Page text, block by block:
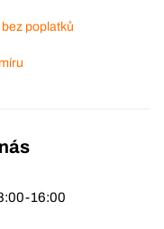
poplatků
16:00